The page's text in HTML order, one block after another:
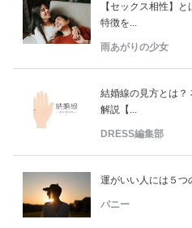
【セックス相性】
特徴を...
雨あがりの少女
結婚線の見方とは？
解説【...
DRESS編集部
運がいい人には５つ
バニー